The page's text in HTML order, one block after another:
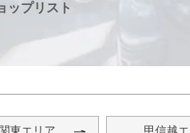
ップリスト
関東エリア 甲信越